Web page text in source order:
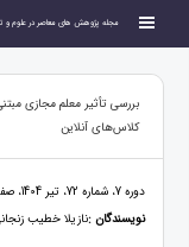
مجله پژوهش های معاصر در علوم و
بررسی تأثیر معلم مجازی
کلاس‌های آنلاین
دوره 7، شماره 72، تیر 1404، صفحات 1 - 24
نویسندگان :نازیلا خطیب